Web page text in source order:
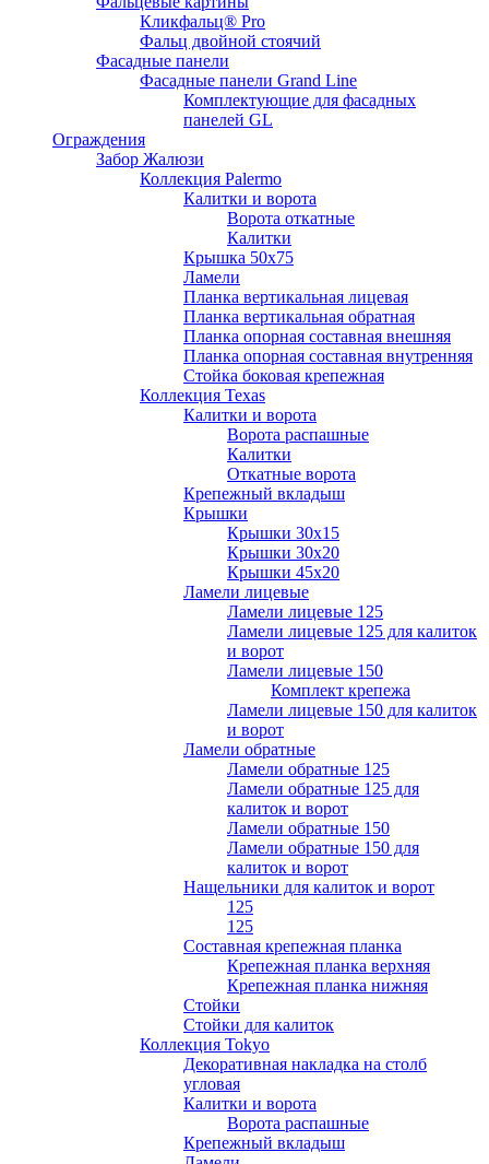
Кликфальц® Pro
Фальц двoйной стоячий
Фасадные панели
Фасадные панели Grand Line
Комплектующие для фасадных
панелей GL
Ограждения
Забор Жалюзи
Коллекция Palermo
Калитки и ворота
Ворота откатные
Калитки
Крышка 50х75
Ламели
Планка вертикальная лицевая
Планка вертикальная обратная
Планка опорная составная внешняя
Планка опорная составная внутренняя
Стойка боковая крепежная
Коллекция Texas
Калитки и ворота
Ворота распашные
Калитки
Откатные ворота
Крепежный вкладыш
Крышки
Крышки 30х15
Крышки 30х20
Крышки 45х20
Ламели лицевые
Ламели лицевые 125
Ламели лицевые 125 для калиток
и ворот
Ламели лицевые 150
Комплект крепежа
Ламели лицевые 150 для калиток
и ворот
Ламели обратные
Ламели обратные 125
Ламели обратные 125 для
калиток и ворот
Ламели обратные 150
Ламели обратные 150 для
калиток и ворот
Нащельники для калиток и ворот
125
125
Составная крепежная планка
Крепежная планка верхняя
Крепежная планка нижняя
Стойки
Стойки для калиток
Коллекция Tokyo
Декоративная накладка на столб
угловая
Калитки и ворота
Ворота распашные
Крепежный вкладыш